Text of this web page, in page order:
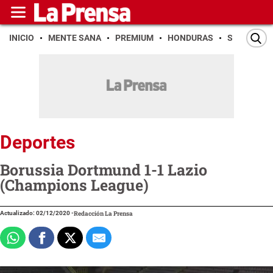
INICIO MENTE SANA PREMIUM HONDURAS SAN PEDRO
Deportes
Borussia Dortmund 1-1 Lazio
(Champions League)
Actualizado: 02/12/2020-Redacción La Prensa